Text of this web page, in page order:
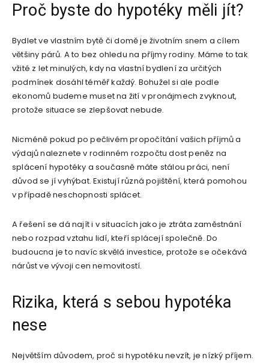
Proč byste do hypotéky měli jít?
Bydlet ve vlastním bytě či domě je životním snem a cílem
většiny párů. A to bez ohledu na příjmy rodiny. Máme to tak
vžité z let minulých, kdy na vlastní bydlení za určitých
podmínek dosáhl téměř každý. Bohužel si ale podle
ekonomů budeme muset na žití v pronájmech zvyknout,
protože situace se zlepšovat nebude.
Nicméně pokud po pečlivém propočítání vašich příjmů a
výdajů naleznete v rodinném rozpočtu dost peněz na
splácení hypotéky a současně máte stálou práci, není
důvod se jí vyhýbat. Existují různá pojištění, která pomohou
v případě neschopnosti splácet.
A řešení se dá najít i v situacích jako je ztráta zaměstnání
nebo rozpad vztahu lidí, kteří splácejí společně. Do
budoucna je to navíc skvělá investice, protože se očekává
nárůst ve vývoji cen nemovitostí.
Rizika, která s sebou hypotéka
nese
Největším důvodem, proč si hypotéku nevzít, je nízký příjem.